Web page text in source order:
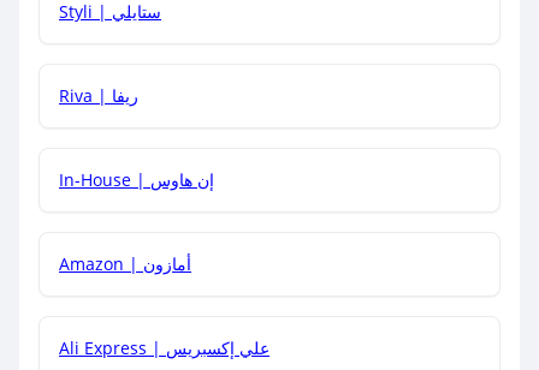
هل يمكنني جمع كود خصم مع العروض الأخرى؟
Styli | ستايلي
Riva | ريفا
In-House | إن هاوس
Amazon | أمازون
Ali Express | علي إكسبريس